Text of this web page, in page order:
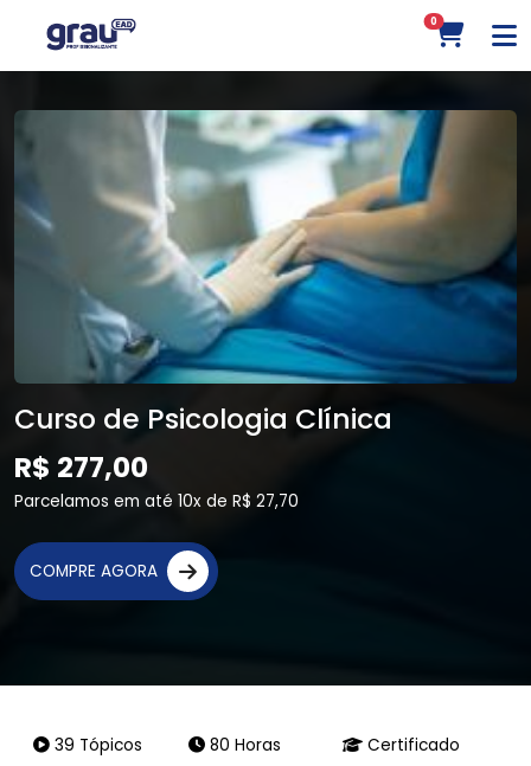
0
Curso de Psicologia Clínica
R$ 277,00
Parcelamos em até 10x de R$ 27,70
COMPRE AGORA
39 Tópicos 80 Horas Certificado